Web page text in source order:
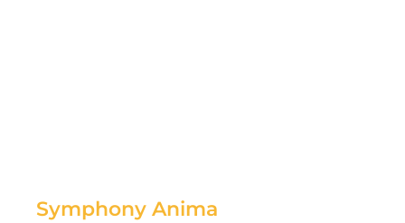
Symphony Anima